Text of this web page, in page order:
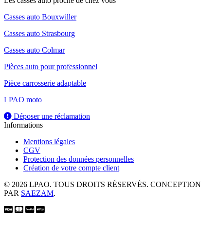
Casses auto Bouxwiller
Casses auto Strasbourg
Casses auto Colmar
Pièces auto pour professionnel
Pièce carrosserie adaptable
LPAO moto
Déposer une réclamation
Informations
Mentions légales
CGV
Protection des données personnelles
Création de votre compte client
© 2026 LPAO. TOUS DROITS RÉSERVÉS. CONCEPTION
PAR SAEZAM.